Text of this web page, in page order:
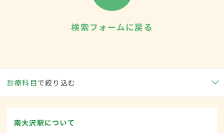
検索フォームに戻る
診療科目で絞り込む
南大沢駅について